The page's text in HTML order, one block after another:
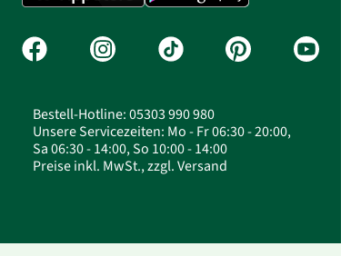
Bestell-Hotline: 05303 990 980
Unsere Servicezeiten: Mo - Fr 06:30 - 20:00,
Sa 06:30 - 14:00, So 10:00 - 14:00
Preise inkl. MwSt., zzgl. Versand